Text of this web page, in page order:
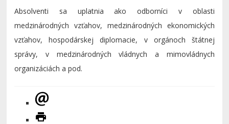
Absolventi sa uplatnia ako odborníci v oblasti
medzinárodných vzťahov, medzinárodných ekonomických
vzťahov, hospodárskej diplomacie, v orgánoch štátnej
správy, v medzinárodných vládnych a mimovládnych
organizáciách a pod.